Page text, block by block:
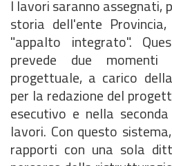
I lavori saranno assegnati,
storia dell'ente
"appalto integrato".
prevede due
progettuale, a carico
per la redazione del
esecutivo e nella
lavori. Con questo
rapporti con una sola